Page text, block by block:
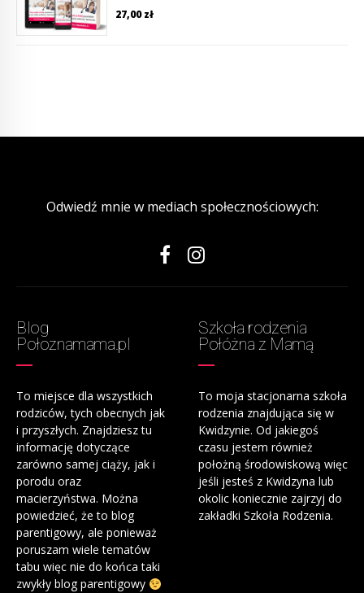
27,00zł
Odwiedź mnie w mediach społecznościowych:
Blog
Połoznamama.pl
To miejsce dla wszystkich
rodziców, tych obecnych jak
i przyszłych. Znajdziesz tu
informację dotyczące
zarówno samej ciąży, jak i
porodu oraz
macierzyństwa. Można
powiedzieć, że to blog
parentigowy, ale ponieważ
poruszam wiele tematów
tabu więc nie do końca taki
zwykły blog parentigowy
Szkoła rodzenia
Połóżna z Mamą
To moja stacjonarna szkoła
rodzenia znajdująca się w
Kwidzynie. Od jakiegoś
czasu jestem również
położną środowiskową więc
jeśli jesteś z Kwidzyna lub
okolic koniecznie zajrzyj do
zakładki Szkoła Rodzenia.